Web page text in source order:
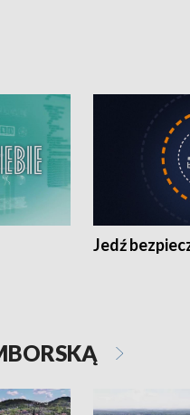
Jedź